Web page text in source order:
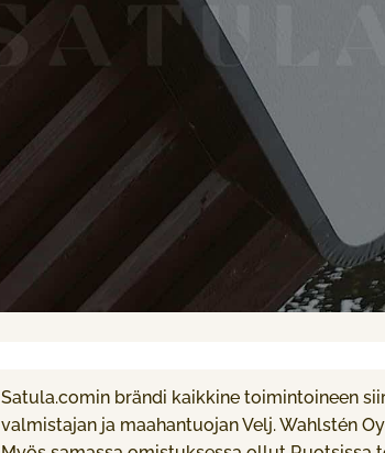
Satula.comin brändi kaikkine toimintoineen
valmistajan ja maahantuojan Velj. Wahlstén